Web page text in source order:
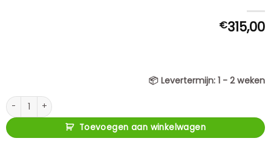
€315,00
📦 Levertermijn: 1 - 2 weken
Salontafel Tavira 120 cm Cement Ecru aantal
Toevoegen aan winkelwagen